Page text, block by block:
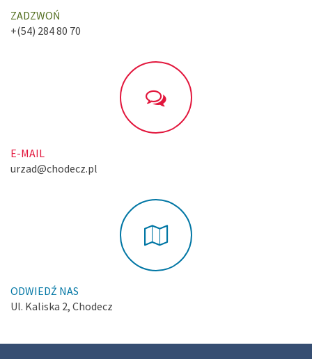
ZADZWOŃ
+(54) 284 80 70
E-MAIL
urzad@chodecz.pl
ODWIEDŹ NAS
Ul. Kaliska 2, Chodecz